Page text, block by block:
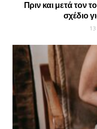
Πριν και μετά τον
σχέδιο